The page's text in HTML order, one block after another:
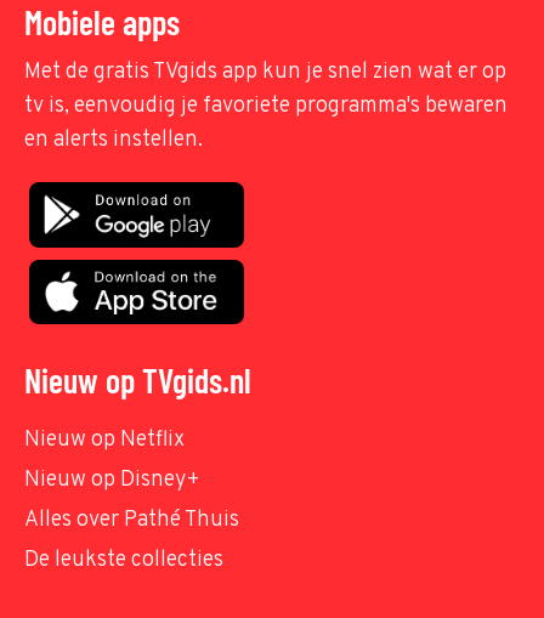
Mobiele apps
Met de gratis TVgids app kun je snel zien wat er op
tv is, eenvoudig je favoriete programma's bewaren
en alerts instellen.
Nieuw op TVgids.nl
Nieuw op Netflix
Nieuw op Disney+
Alles over Pathé Thuis
De leukste collecties